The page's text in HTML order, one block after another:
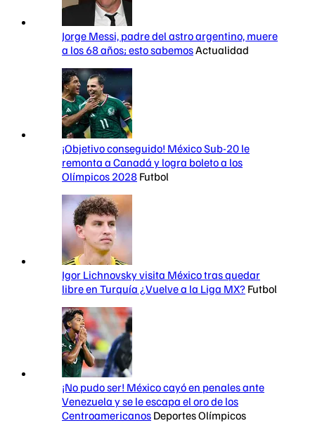
Jorge Messi, padre del astro argentino, muere
a los 68 años; esto sabemosActualidad
¡Objetivo conseguido! México Sub-20 le
remonta a Canadá y logra boleto a los
Olímpicos 2028 Futbol
Igor Lichnovsky visita México tras quedar
libre en Turquía ¿Vuelve a la Liga MX? Futbol
¡No pudo ser! México cayó en penales ante
Venezuela y se le escapa el oro de los
Centroamericanos Deportes Olímpicos